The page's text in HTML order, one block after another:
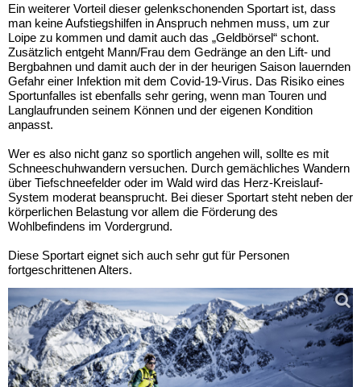
Ein weiterer Vorteil dieser gelenkschonenden Sportart ist, dass
man keine Aufstiegshilfen in Anspruch nehmen muss, um zur
Loipe zu kommen und damit auch das „Geldbörsel“ schont.
Zusätzlich entgeht Mann/Frau dem Gedränge an den Lift- und
Bergbahnen und damit auch der in der heurigen Saison lauernden
Gefahr einer Infektion mit dem Covid-19-Virus. Das Risiko eines
Sportunfalles ist ebenfalls sehr gering, wenn man Touren und
Langlaufrunden seinem Können und der eigenen Kondition
anpasst.
Wer es also nicht ganz so sportlich angehen will, sollte es mit
Schneeschuhwandern versuchen. Durch gemächliches Wandern
über Tiefschneefelder oder im Wald wird das Herz-Kreislauf-
System moderat beansprucht. Bei dieser Sportart steht neben der
körperlichen Belastung vor allem die Förderung des
Wohlbefindens im Vordergrund.
Diese Sportart eignet sich auch sehr gut für Personen
fortgeschrittenen Alters.